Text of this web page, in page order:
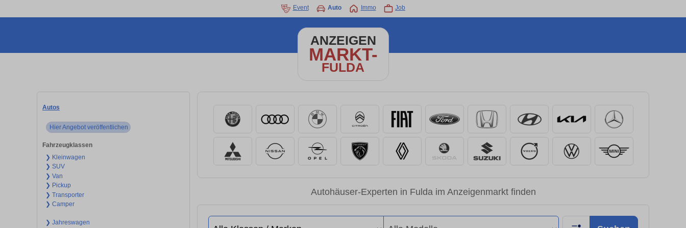
Event Auto Immo Job
ANZEIGEN
MARKT-
FULDA
Autos
Hier Angebot veröffentlichen
Fahrzeugklassen
❯ Kleinwagen
❯ SUV
❯ Van
❯ Pickup
❯ Transporter
❯ Camper
❯ Jahreswagen
Autohäuser-Experten in Fulda im Anzeigenmarkt finden